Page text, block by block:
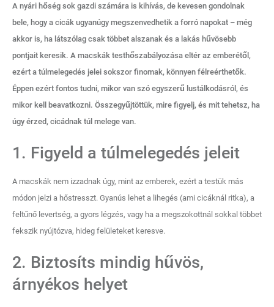
A nyári hőség sok gazdi számára is kihívás, de kevesen gondolnak
bele, hogy a cicák ugyanúgy megszenvedhetik a forró napokat – még
akkor is, ha látszólag csak többet alszanak és a lakás hűvösebb
pontjait keresik. A macskák testhőszabályozása eltér az emberétől,
ezért a túlmelegedés jelei sokszor finomak, könnyen félreérthetők.
Éppen ezért fontos tudni, mikor van szó egyszerű lustálkodásról, és
mikor kell beavatkozni. Összegyűjtöttük, mire figyelj, és mit tehetsz, ha
úgy érzed, cicádnak túl melege van.
1. Figyeld a túlmelegedés jeleit
A macskák nem izzadnak úgy, mint az emberek, ezért a testük más
módon jelzi a hőstresszt. Gyanús lehet a lihegés (ami cicáknál ritka), a
feltűnő levertség, a gyors légzés, vagy ha a megszokottnál sokkal többet
fekszik nyújtózva, hideg felületeket keresve.
2. Biztosíts mindig hűvös,
árnyékos helyet